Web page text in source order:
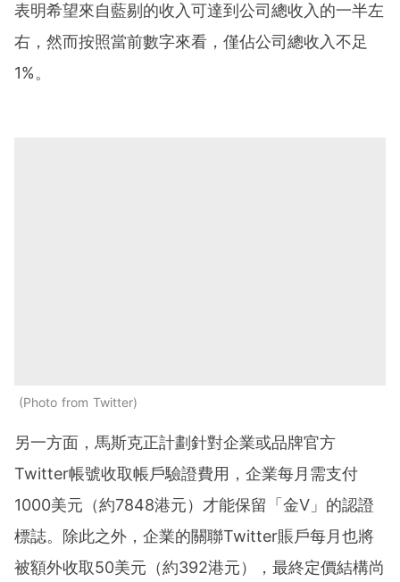
表明希望來自藍剔的收入可達到公司總收入的一半左
右，然而按照當前數字來看，僅佔公司總收入不足
1%。
Photo from Twitter
另一方面，馬斯克正計劃針對企業或品牌官方
Twitter帳號收取帳戶驗證費用，企業每月需支付
1000美元（約7848港元）才能保留「金V」的認證
標誌。除此之外，企業的關聯Twitter賬戶每月也將
被額外收取50美元（約392港元），最終定價結構尚